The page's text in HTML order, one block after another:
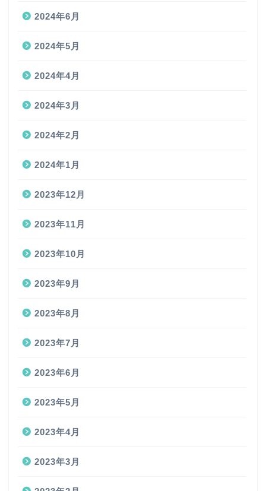
2024年6月
2024年5月
2024年4月
2024年3月
2024年2月
2024年1月
2023年12月
2023年11月
2023年10月
2023年9月
2023年8月
2023年7月
2023年6月
2023年5月
2023年4月
2023年3月